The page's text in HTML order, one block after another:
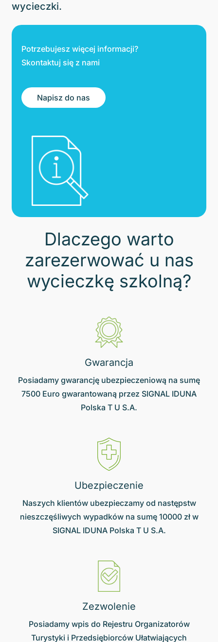
wycieczki.
Potrzebujesz więcej informacji?
Skontaktuj się z nami
Napisz do nas
Dlaczego warto
zarezerwować u nas
wycieczkę szkolną?
Gwarancja
Posiadamy gwarancję ubezpieczeniową na sumę
7500 Euro gwarantowaną przez SIGNAL IDUNA
Polska T U S.A.
Ubezpieczenie
Naszych klientów ubezpieczamy od następstw
nieszczęśliwych wypadków na sumę 10000 zł w
SIGNAL IDUNA Polska T U S.A.
Zezwolenie
Posiadamy wpis do Rejestru Organizatorów
Turystyki i Przedsiębiorców Ułatwiających